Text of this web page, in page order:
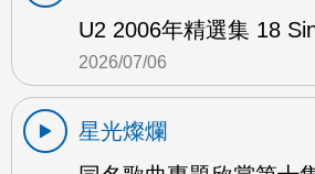
U2 2006年精選集 18
2026/07/06
星光燦爛